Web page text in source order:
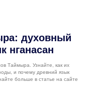
духовный
нганасан
Таймыра. Узнайте, как их
и почему древний язык
больше в статье на сайте